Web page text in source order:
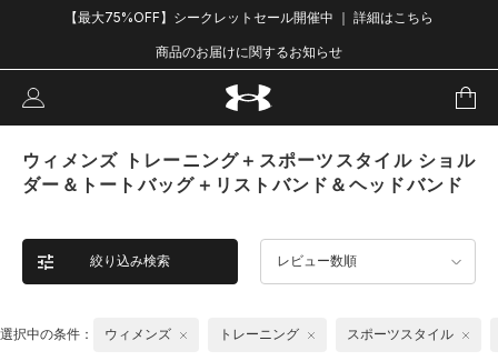
【最大75%OFF】シークレットセール開催中 ｜ 詳細はこちら
商品のお届けに関するお知らせ
ウィメンズ トレーニング＋スポーツスタイル ショル
ダー＆トートバッグ＋リストバンド＆ヘッドバンド
絞り込み検索 レビュー数順
選択中の条件： ウィメンズ トレーニング スポーツスタイル